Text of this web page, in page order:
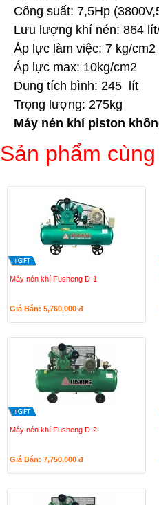
Công suất: 7,5Hp
Lưu lượng khí nén: 864
Áp lực làm việc: 7 kg/cm2
Áp lực max: 10kg/cm2
Dung tích bình: 245 lít
Trọng lượng: 275kg
Máy nén khí piston
Sản phẩm
Máy nén khí Fusheng D-1
Giá Bán: 5,760,000 đ
Máy nén khí Fusheng D-2
Giá Bán: 7,750,000 đ